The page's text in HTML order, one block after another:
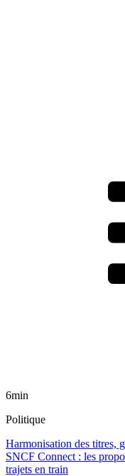
6min
Politique
Harmonisation des titres,
SNCF Connect : les
trajets en train